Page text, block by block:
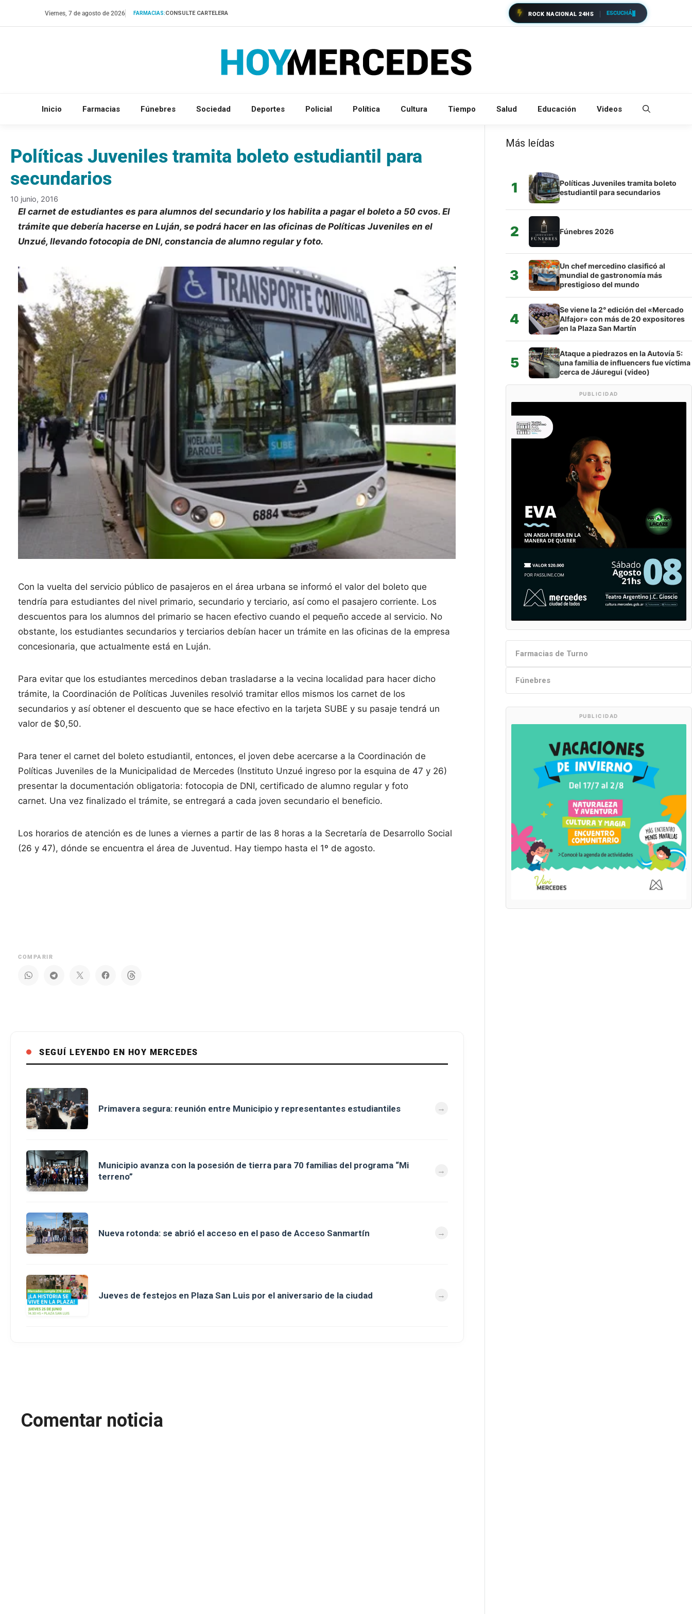
Viernes, 7 de agosto de 2026 FARMACIAS:CONSULTE CARTELERA ROCK NACIONAL 24HS ESCUCHÁ
Inicio Farmacias Fúnebres Sociedad Deportes Policial Política Cultura Tiempo Salud Educación Videos
Políticas Juveniles tramita boleto estudiantil para
secundarios
10 junio, 2016
El carnet de estudiantes es para alumnos del secundario y los habilita a pagar el boleto a 50 cvos. El
trámite que debería hacerse en Luján, se podrá hacer en las oficinas de Políticas Juveniles en el
Unzué, llevando fotocopia de DNI, constancia de alumno regular y foto.
Con la vuelta del servicio público de pasajeros en el área urbana se informó el valor del boleto que
tendría para estudiantes del nivel primario, secundario y terciario, así como el pasajero corriente. Los
descuentos para los alumnos del primario se hacen efectivo cuando el pequeño accede al servicio. No
obstante, los estudiantes secundarios y terciarios debían hacer un trámite en las oficinas de la empresa
concesionaria, que actualmente está en Luján.
Para evitar que los estudiantes mercedinos deban trasladarse a la vecina localidad para hacer dicho
trámite, la Coordinación de Políticas Juveniles resolvió tramitar ellos mismos los carnet de los
secundarios y así obtener el descuento que se hace efectivo en la tarjeta SUBE y su pasaje tendrá un
valor de $0,50.
Para tener el carnet del boleto estudiantil, entonces, el joven debe acercarse a la Coordinación de
Políticas Juveniles de la Municipalidad de Mercedes (Instituto Unzué ingreso por la esquina de 47 y 26)
presentar la documentación obligatoria: fotocopia de DNI, certificado de alumno regular y foto
carnet. Una vez finalizado el trámite, se entregará a cada joven secundario el beneficio.
Los horarios de atención es de lunes a viernes a partir de las 8 horas a la Secretaría de Desarrollo Social
(26 y 47), dónde se encuentra el área de Juventud. Hay tiempo hasta el 1º de agosto.
COMPARIR
SEGUÍ LEYENDO EN HOY MERCEDES
Primavera segura: reunión entre Municipio y representantes estudiantiles
Municipio avanza con la posesión de tierra para 70 familias del programa “Mi
terreno”
Nueva rotonda: se abrió el acceso en el paso de Acceso Sanmartín
Jueves de festejos en Plaza San Luis por el aniversario de la ciudad
Comentar noticia
Más leídas
1
Políticas Juveniles tramita boleto
estudiantil para secundarios
2 Fúnebres 2026
3
Un chef mercedino clasificó al
mundial de gastronomía más
prestigioso del mundo
4
Se viene la 2° edición del «Mercado
Alfajor» con más de 20 expositores
en la Plaza San Martín
5
Ataque a piedrazos en la Autovía 5:
una familia de influencers fue víctima
cerca de Jáuregui (video)
PUBLICIDAD
Farmacias de Turno
Fúnebres
PUBLICIDAD